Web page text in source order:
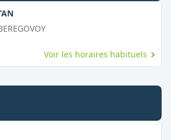
,
Voir les horaires habituels